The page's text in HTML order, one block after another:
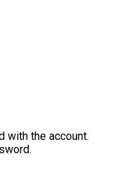
with the account.